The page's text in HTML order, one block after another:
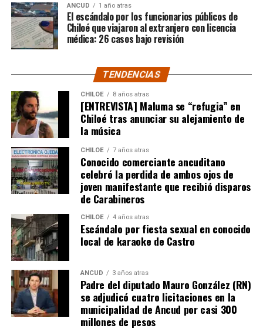
Pero, volviendo al principio, damos curso a una solicitud
imposible de especificar con exactitud pero que un
simple chequeo de los ánimos de la gente, se puede ver
como un anhelo mayúsculo el hecho de que esos casi
$200 millones sean destinados para Dante Jara, el
pequeño de año y medio cuyo padecimiento es el mismo
de Tomás Ross y, por si fuera poco, su padre, Fernando,
emprendió una caminata de Arica a Santiago para
conseguir tal fin. Entonces, ¿quién mejor que Camila
Gómez para ponerse en el lugar de quien comparte su
misma realidad, el Duchenne, salvando las “pequeñas
grandes” diferencias?
Voces al unísono se escuchan y se repiten en redes
sociales, el pedido de donar ese excedente al Dante Jara
resuena desde todo Chiloé, cuna del apoyo recibido por
parte de Camila Gómez, hasta nuestro lejano norte. Es
que, a diferencia del conocido dicho, en este caso, todos
los caminos conducen a… La Moneda y, mientras se
espera ese gesto por parte de la madre del pequeño
Tomás, los pasos siguen quemando los pies de Fernando
en pos de que cada kilómetro recorrido, signifique más
que una llegada a Santiago, un arribo a la cura de su hijo
ANCUD 1 año atras
El escándalo por los funcionarios públicos de
Chiloé que viajaron al extranjero con licencia
médica: 26 casos bajo revisión
TENDENCIAS
CHILOE 8 años atras
[ENTREVISTA] Maluma se “refugia” en
Chiloé tras anunciar su alejamiento de
la música
CHILOE 7 años atras
Conocido comerciante ancuditano
celebró la perdida de ambos ojos de
joven manifestante que recibió disparos
de Carabineros
CHILOE 4 años atras
Escándalo por fiesta sexual en conocido
local de karaoke de Castro
ANCUD 3 años atras
Padre del diputado Mauro González (RN)
se adjudicó cuatro licitaciones en la
municipalidad de Ancud por casi 300
millones de pesos